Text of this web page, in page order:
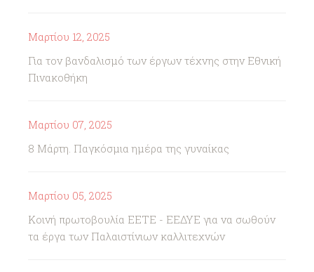
Μαρτίου 12, 2025
Για τον βανδαλισμό των έργων τέχνης στην Εθνική
Πινακοθήκη
Μαρτίου 07, 2025
8 Μάρτη. Παγκόσμια ημέρα της γυναίκας
Μαρτίου 05, 2025
Κοινή πρωτοβουλία ΕΕΤΕ - ΕΕΔΥΕ για να σωθούν
τα έργα των Παλαιστίνιων καλλιτεχνών